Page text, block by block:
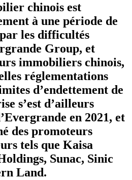
chinois est
à une période de
les difficultés
Group, et
immobiliers chinois,
réglementations
d’endettement de
s’est d’ailleurs
en 2021, et
des promoteurs
tels que Kaisa
Sunac, Sinic
Land.